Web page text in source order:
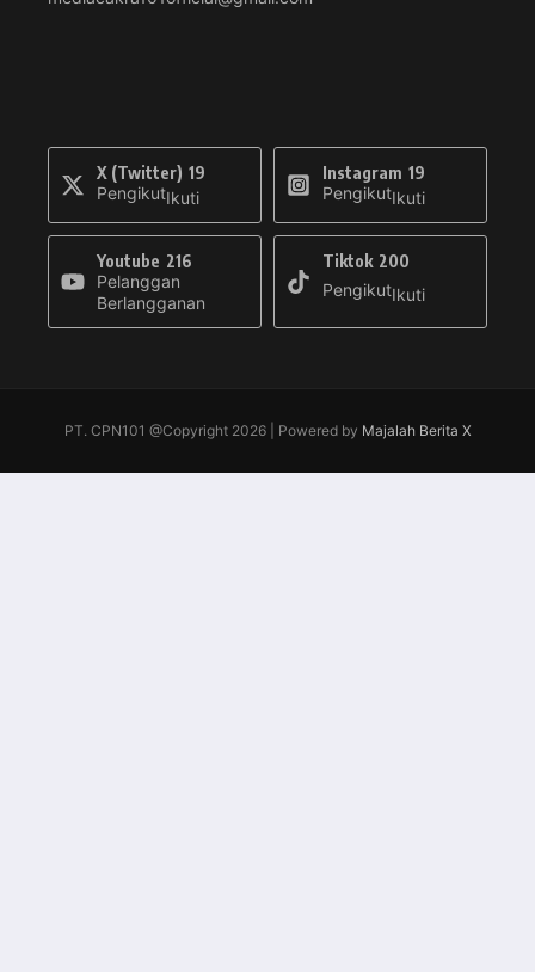
X (Twitter) 19
PengikutIkuti
Instagram 19
PengikutIkuti
Youtube 216
Pelanggan
Berlangganan
Tiktok 200
PengikutIkuti
PT. CPN101 @Copyright 2026 | Powered by Majalah Berita X